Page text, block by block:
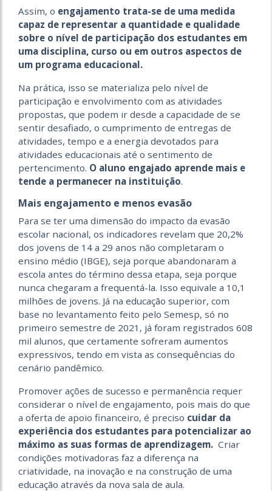
Assim, o engajamento trata-se de uma medida
capaz de representar a quantidade e qualidade
sobre o nível de participação dos estudantes em
uma disciplina, curso ou em outros aspectos de
um programa educacional.
Na prática, isso se materializa pelo nível de
participação e envolvimento com as atividades
propostas, que podem ir desde a capacidade de se
sentir desafiado, o cumprimento de entregas de
atividades, tempo e a energia devotados para
atividades educacionais até o sentimento de
pertencimento. O aluno engajado aprende mais e
tende a permanecer na instituição.
Mais engajamento e menos evasão
Para se ter uma dimensão do impacto da evasão
escolar nacional, os indicadores revelam que 20,2%
dos jovens de 14 a 29 anos não completaram o
ensino médio (IBGE), seja porque abandonaram a
escola antes do término dessa etapa, seja porque
nunca chegaram a frequentá-la. Isso equivale a 10,1
milhões de jovens. Já na educação superior, com
base no levantamento feito pelo Semesp, só no
primeiro semestre de 2021, já foram registrados 608
mil alunos, que certamente sofreram aumentos
expressivos, tendo em vista as consequências do
cenário pandêmico.
Promover ações de sucesso e permanência requer
considerar o nível de engajamento, pois mais do que
a oferta de apoio financeiro, é preciso cuidar da
experiência dos estudantes para potencializar ao
máximo as suas formas de aprendizagem. Criar
condições motivadoras faz a diferença na
criatividade, na inovação e na construção de uma
educação através da nova sala de aula.